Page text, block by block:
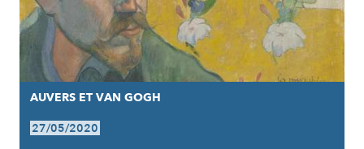
AUVERS ET VAN GOGH
27/05/2020